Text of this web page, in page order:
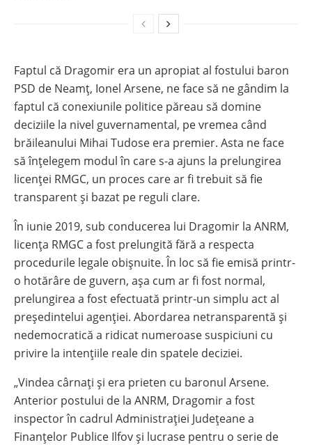
Faptul că Dragomir era un apropiat al fostului baron
PSD de Neamț, Ionel Arsene, ne face să ne gândim la
faptul că conexiunile politice păreau să domine
deciziile la nivel guvernamental, pe vremea când
brăileanului Mihai Tudose era premier. Asta ne face
să înțelegem modul în care s-a ajuns la prelungirea
licenței RMGC, un proces care ar fi trebuit să fie
transparent și bazat pe reguli clare.
În iunie 2019, sub conducerea lui Dragomir la ANRM,
licența RMGC a fost prelungită fără a respecta
procedurile legale obișnuite. În loc să fie emisă printr-
o hotărâre de guvern, așa cum ar fi fost normal,
prelungirea a fost efectuată printr-un simplu act al
președintelui agenției. Abordarea netransparentă și
nedemocratică a ridicat numeroase suspiciuni cu
privire la intențiile reale din spatele deciziei.
„Vindea cârnați și era prieten cu baronul Arsene.
Anterior postului de la ANRM, Dragomir a fost
inspector în cadrul Administrației Județeane a
Finanțelor Publice Ilfov și lucrase pentru o serie de